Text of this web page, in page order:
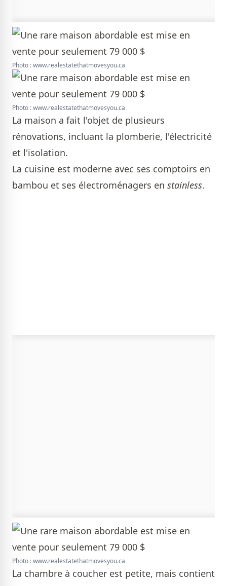
Photo : www.realestatethatmovesyou.ca
Photo : www.realestatethatmovesyou.ca
La maison a fait l'objet de plusieurs
rénovations, incluant la plomberie, l'électricité
et l'isolation.
La cuisine est moderne avec ses comptoirs en
bambou et ses électroménagers en stainless.
Photo : www.realestatethatmovesyou.ca
La chambre à coucher est petite, mais contient